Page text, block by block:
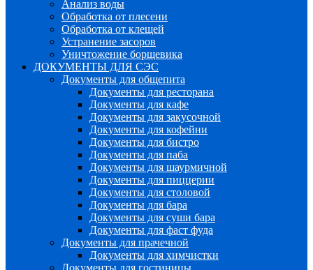
Анализ воды
Обработка от плесени
Обработка от клещей
Устранение засоров
Уничтожение борщевика
ДОКУМЕНТЫ ДЛЯ СЭС
Документы для общепита
Документы для ресторана
Документы для кафе
Документы для закусочной
Документы для кофейни
Документы для бистро
Документы для паба
Документы для шаурмичной
Документы для пиццерии
Документы для столовой
Документы для бара
Документы для суши бара
Документы для фаст фуда
Документы для прачечной
Документы для химчистки
Документы для гостиницы